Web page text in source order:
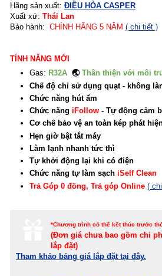
Hãng sản xuất: ĐIỀU HÒA CASPER
Xuất xứ: Thái Lan
Bảo hành: CHÍNH HÃNG 5 NĂM ( chi tiết )
TÍNH NĂNG MỚI
Gas: R32A🌏 Thân thiện với môi
Chế độ chỉ sử dụng quạt - không
Chức năng hút ẩm
Chức năng iFollow- Tự động cảm
Cơ chế bảo vệ an toàn kép phát
Hẹn giờ bật tắt máy
Làm lạnh nhanh tức thì
Tự khởi động lại khi có điện
Chức năng tự làm sạch iSelf Clean
Trả Góp 0 đồng, Trả góp Online (
*Chương trình có thể kết thúc trước
(Đơn giá chưa bao gồm chi
lắp đặt)
Tham khảo bảng giá lắp đặt tại đây.